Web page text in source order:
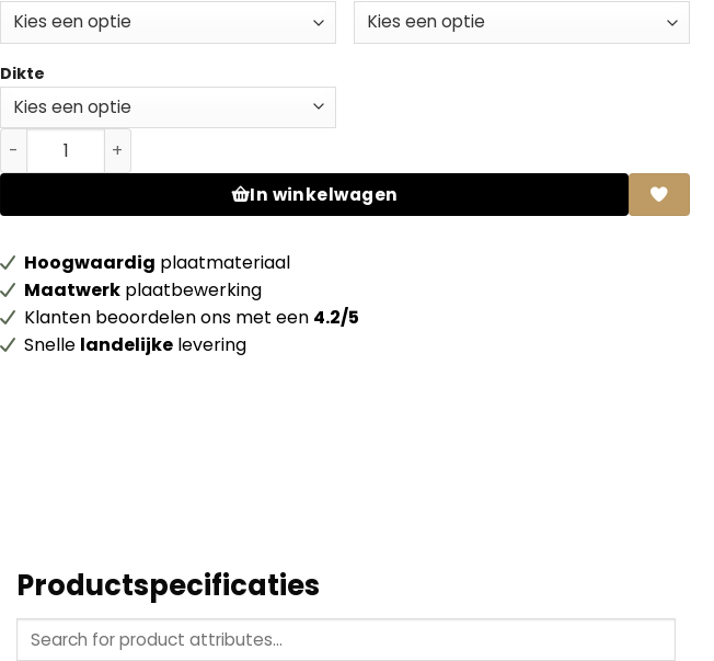
Dikte
Kantfineer Esdoorn Amerikaans zonder lijm aantal
In winkelwagen
Hoogwaardig plaatmateriaal
Maatwerk plaatbewerking
Klanten beoordelen ons met een 4.2/5
Snelle landelijke levering
Productspecificaties